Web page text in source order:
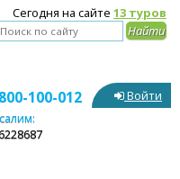
Сегодня на сайте 13 туров
100-012 Войти